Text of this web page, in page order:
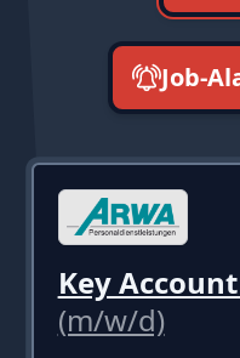
Job-
Key
(m/w/d)